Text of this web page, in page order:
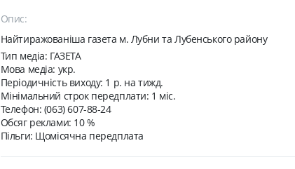
Опис:
Найтиражованіша газета м. Лубни та Лубенського району
Тип медіа: ГАЗЕТА
Мова медіа: укр.
Періодичність виходу: 1 р. на тижд.
Мінімальний строк передплати: 1 міс.
Телефон: (063) 607-88-24
Обсяг реклами: 10 %
Пільги: Щомісячна передплата